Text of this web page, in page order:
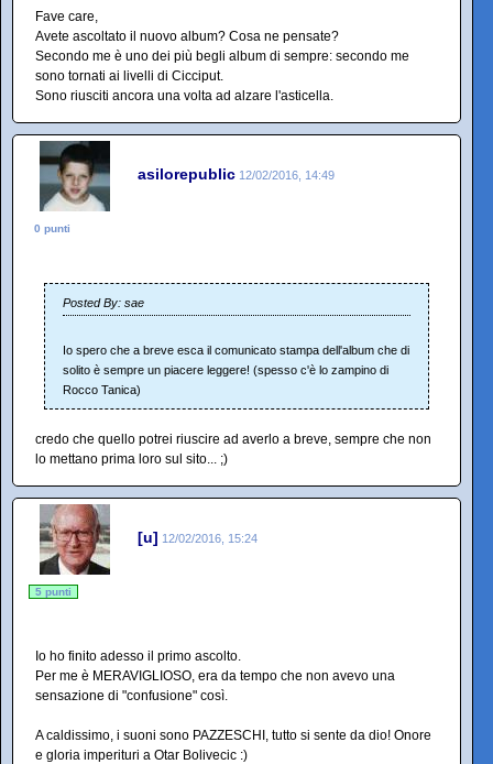
Fave care,
Avete ascoltato il nuovo album? Cosa ne pensate?
Secondo me è uno dei più begli album di sempre: secondo me
sono tornati ai livelli di Cicciput.
Sono riusciti ancora una volta ad alzare l'asticella.
asilorepublic 12/02/2016, 14:49
0 punti
Posted By: sae
Io spero che a breve esca il comunicato stampa dell'album che di
solito è sempre un piacere leggere! (spesso c'è lo zampino di
Rocco Tanica)
credo che quello potrei riuscire ad averlo a breve, sempre che non
lo mettano prima loro sul sito... ;)
[u] 12/02/2016, 15:24
5 punti
Io ho finito adesso il primo ascolto.
Per me è MERAVIGLIOSO, era da tempo che non avevo una
sensazione di "confusione" così.
A caldissimo, i suoni sono PAZZESCHI, tutto si sente da dio! Onore
e gloria imperituri a Otar Bolivecic :)